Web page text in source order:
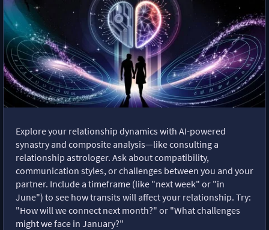
Explore your relationship dynamics with AI-powered
synastry and composite analysis—like consulting a
relationship astrologer. Ask about compatibility,
communication styles, or challenges between you and your
partner. Include a timeframe (like "next week" or "in
June") to see how transits will affect your relationship. Try:
"How will we connect next month?" or "What challenges
might we face in January?"